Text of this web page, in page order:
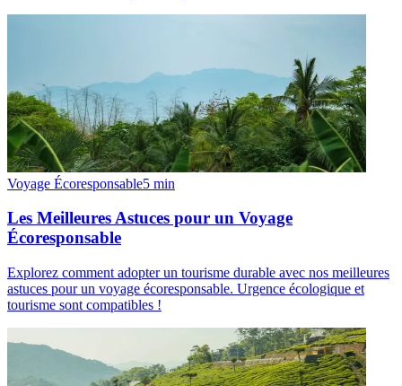
Voyage Écoresponsable5 min
Les Meilleures Astuces pour un Voyage
Écoresponsable
Explorez comment adopter un tourisme durable avec nos meilleures
astuces pour un voyage écoresponsable. Urgence écologique et
tourisme sont compatibles !